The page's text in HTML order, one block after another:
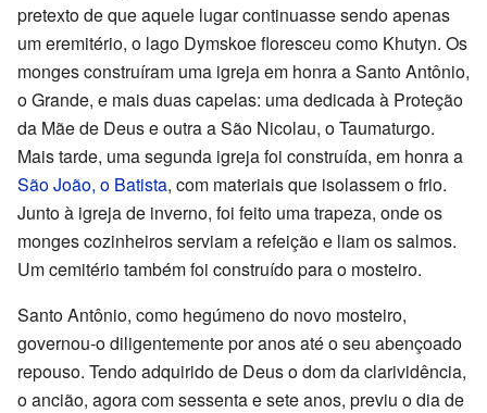
pretexto de que aquele lugar continuasse sendo apenas
um eremitério, o lago Dymskoe floresceu como Khutyn. Os
monges construíram uma igreja em honra a Santo Antônio,
o Grande, e mais duas capelas: uma dedicada à Proteção
da Mãe de Deus e outra a São Nicolau, o Taumaturgo.
Mais tarde, uma segunda igreja foi construída, em honra a
São João, o Batista, com materiais que isolassem o frio.
Junto à igreja de inverno, foi feito uma trapeza, onde os
monges cozinheiros serviam a refeição e liam os salmos.
Um cemitério também foi construído para o mosteiro.
Santo Antônio, como hegúmeno do novo mosteiro,
governou-o diligentemente por anos até o seu abençoado
repouso. Tendo adquirido de Deus o dom da clarividência,
o ancião, agora com sessenta e sete anos, previu o dia de